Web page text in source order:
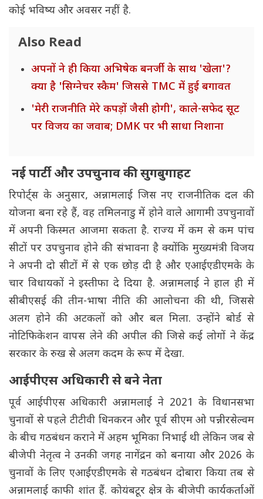
कोई भविष्य और अवसर नहीं है.
Also Read
अपनों ने ही किया अभिषेक बनर्जी के साथ 'खेला'?
क्या है 'सिग्नेचर स्कैम' जिससे TMC में हुई बगावत
'मेरी राजनीति मेरे कपड़ों जैसी होगी', काले-सफेद सूट
पर विजय का जवाब; DMK पर भी साधा निशाना
नई पार्टी और उपचुनाव की सुगबुगाहट
रिपोर्ट्स के अनुसार, अन्नामलाई जिस नए राजनीतिक दल की
योजना बना रहे हैं, वह तमिलनाडु में होने वाले आगामी उपचुनावों
में अपनी किस्मत आजमा सकता है. राज्य में कम से कम पांच
सीटों पर उपचुनाव होने की संभावना है क्योंकि मुख्यमंत्री विजय
ने अपनी दो सीटों में से एक छोड़ दी है और एआईएडीएमके के
चार विधायकों ने इस्तीफा दे दिया है. अन्नामलाई ने हाल ही में
सीबीएसई की तीन-भाषा नीति की आलोचना की थी, जिससे
अलग होने की अटकलों को और बल मिला. उन्होंने बोर्ड से
नोटिफिकेशन वापस लेने की अपील की जिसे कई लोगों ने केंद्र
सरकार के रुख से अलग कदम के रूप में देखा.
आईपीएस अधिकारी से बने नेता
पूर्व आईपीएस अधिकारी अन्नामलाई ने 2021 के विधानसभा
चुनावों से पहले टीटीवी धिनकरन और पूर्व सीएम ओ पन्नीरसेल्वम
के बीच गठबंधन कराने में अहम भूमिका निभाई थी लेकिन जब से
बीजेपी नेतृत्व ने उनकी जगह नागेंद्रन को बनाया और 2026 के
चुनावों के लिए एआईएडीएमके से गठबंधन दोबारा किया तब से
अन्नामलाई काफी शांत हैं. कोयंबटूर क्षेत्र के बीजेपी कार्यकर्ताओं